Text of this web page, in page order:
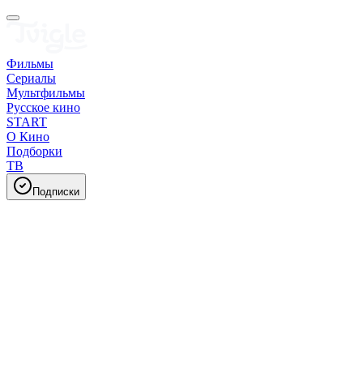
Фильмы
Сериалы
Мультфильмы
Русское кино
START
О Кино
Подборки
ТВ
Подписки